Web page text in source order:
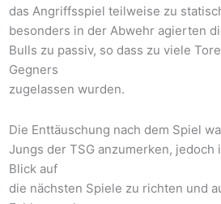
das Angriffsspiel teilweise zu
besonders in der Abwehr agierten
Bulls zu passiv, so dass zu viele
Gegners
zugelassen wurden.
Die Enttäuschung nach dem Spiel
Jungs der TSG anzumerken, jedoch
Blick auf
die nächsten Spiele zu richten und